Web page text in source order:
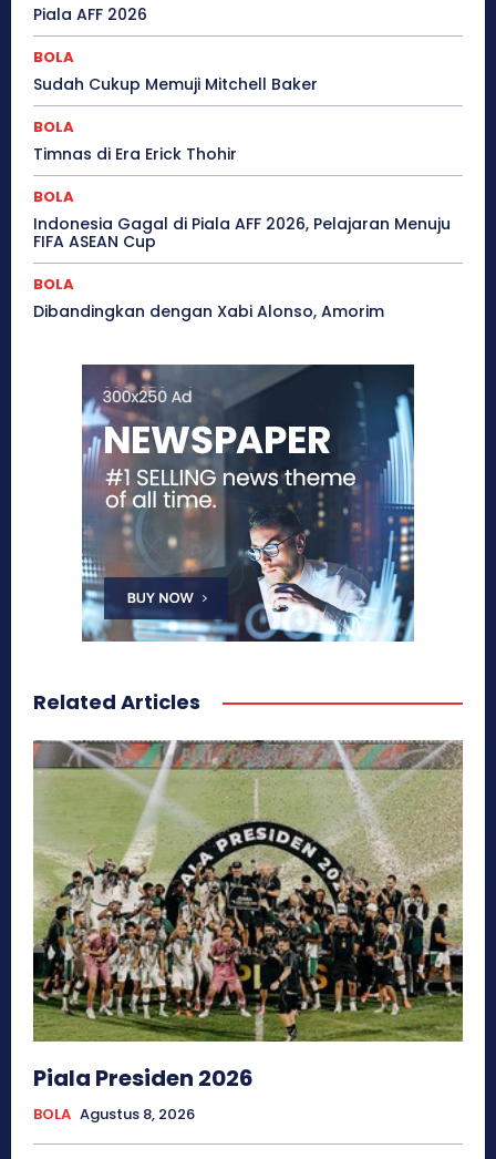
Piala AFF 2026
BOLA
Sudah Cukup Memuji Mitchell Baker
BOLA
Timnas di Era Erick Thohir
BOLA
Indonesia Gagal di Piala AFF 2026, Pelajaran Menuju
FIFA ASEAN Cup
BOLA
Dibandingkan dengan Xabi Alonso, Amorim
Related Articles
Piala Presiden 2026
BOLA Agustus 8, 2026